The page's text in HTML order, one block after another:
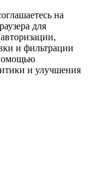
на
для
и фильтрации
и улучшения